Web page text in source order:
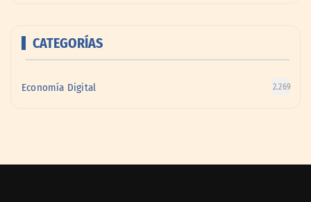
CATEGORÍAS
Economía Digital 2.269